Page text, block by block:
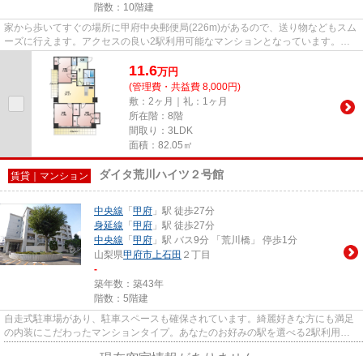
階数：10階建
家から歩いてすぐの場所に甲府中央郵便局(226m)があるので、送り物などもスム
ーズに行えます。アクセスの良い2駅利用可能なマンションとなっています。病
気予防にもなる、通気性の良い...
11.6万円
(管理費・共益費 8,000円)
敷：2ヶ月｜礼：1ヶ月
所在階：8階
間取り：3LDK
面積：82.05㎡
賃貸｜マンション ダイタ荒川ハイツ２号館
中央線 「 甲府 」駅 徒歩27分
身延線 「 甲府 」駅 徒歩27分
中央線 「 甲府 」駅 バス9分 「荒川橋」 停歩1分
山梨県甲府市上石田 ２丁目
-
築年数：築43年
階数：5階建
自走式駐車場があり、駐車スペースも確保されています。綺麗好きな方にも満足
の内装にこだわったマンションタイプ。あなたのお好みの駅を選べる2駅利用可